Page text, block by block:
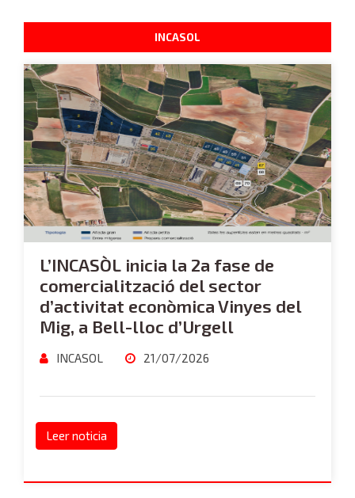
INCASOL
L’INCASÒL inicia la 2a fase de
comercialització del sector
d’activitat econòmica Vinyes del
Mig, a Bell-lloc d’Urgell
INCASOL 21/07/2026
Leer noticia